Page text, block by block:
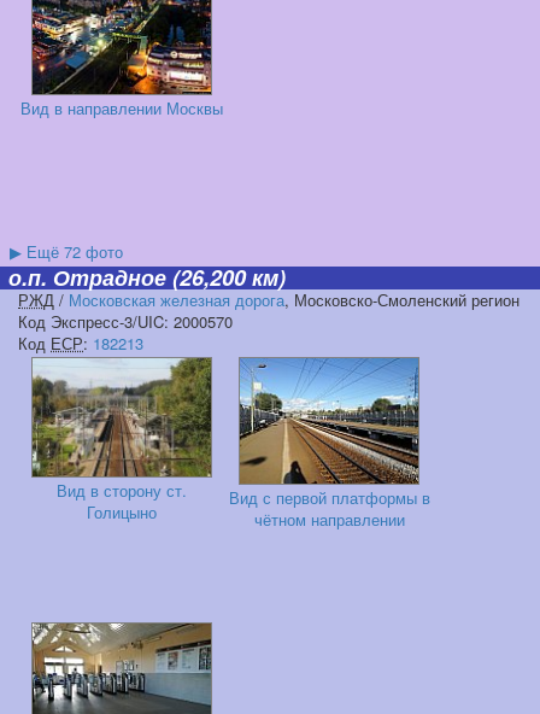
Вид в направлении Москвы
▶ Ещё 72 фото
о.п. Отрадное(26,200 км)
РЖД / Московская железная дорога, Московско-Смоленский регион
Код Экспресс-3/UIC: 2000570
Код ЕСР: 182213
Вид в сторону ст.
Голицыно
Вид с первой платформы в
чётном направлении